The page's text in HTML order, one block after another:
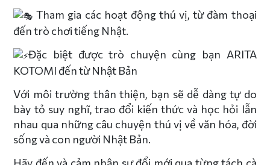
Tham gia các hoạt động thú vị, từ đàm thoại
đến trò chơi tiếng Nhật.
Đặc biệt được trò chuyện cùng bạn ARITA
KOTOMI đến từ Nhật Bản
Với môi trường thân thiện, bạn sẽ dễ dàng tự do
bày tỏ suy nghĩ, trao đổi kiến thức và học hỏi lẫn
nhau qua những câu chuyện thú vị về văn hóa, đời
sống và con người Nhật Bản.